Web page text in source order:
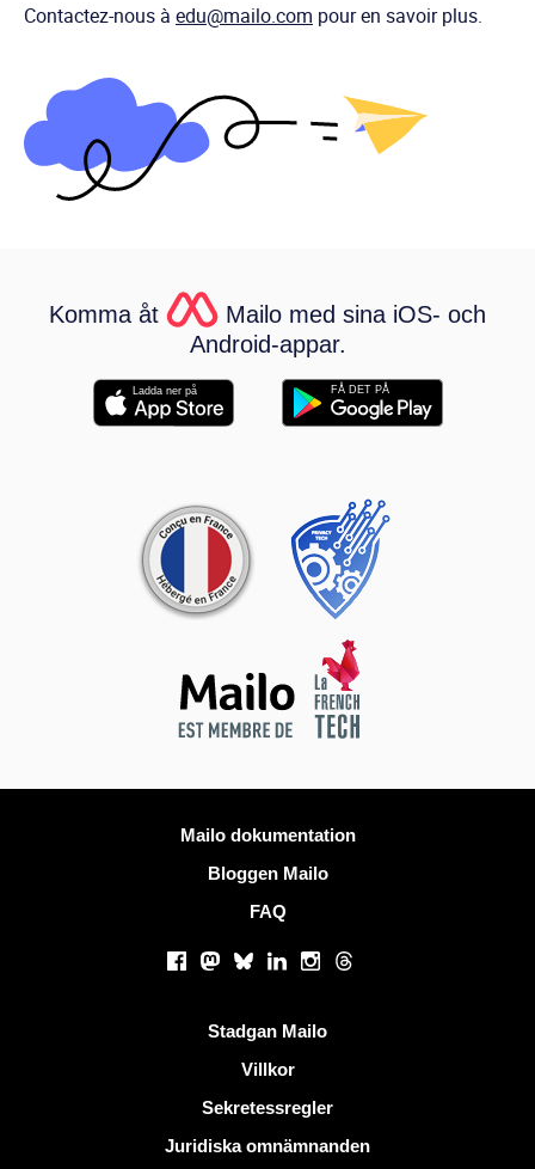
Contactez-nous à edu@mailo.com pour en savoir plus.
Komma åt
Mailo med sina iOS- och
Android-appar.
Ladda ner på FÅ DET PÅ
Partnerskap
Mailo dokumentation
Bloggen Mailo
FAQ
Facebook
Mastodon
BlueskyLinkedInInstagram
Threads
Stadgan Mailo
Villkor
Sekretessregler
Juridiska omnämnanden